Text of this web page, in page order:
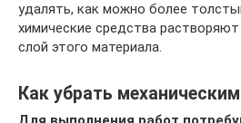
удалять, как можно более
химические средства
слой этого материала.
Как убрать